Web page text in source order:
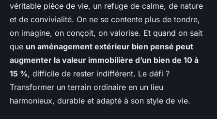
véritable pièce de vie, un refuge de calme, de nature
et de convivialité. On ne se contente plus de tondre,
on imagine, on conçoit, on valorise. Et quand on sait
que un aménagement extérieur bien pensé peut
augmenter la valeur immobilière d’un bien de 10 à
15 %, difficile de rester indifférent. Le défi ?
Transformer un terrain ordinaire en un lieu
harmonieux, durable et adapté à son style de vie.